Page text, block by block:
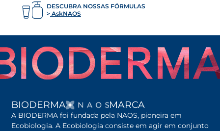
DESCUBRA NOSSAS FÓRMULAS
AskNAOS
BIODERMA ABRE EM UMA NOVA
MARCA
A BIODERMA foi fundada pela NAOS, pioneira em
Ecobiologia. A Ecobiologia consiste em agir em conjunto